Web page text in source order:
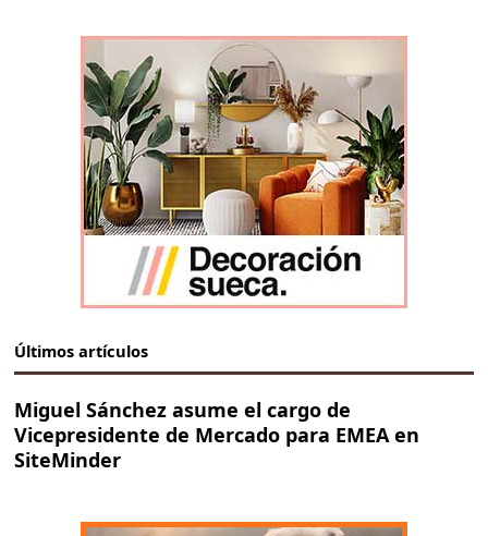
Últimos artículos
Miguel Sánchez asume el cargo de
Vicepresidente de Mercado para EMEA en
SiteMinder